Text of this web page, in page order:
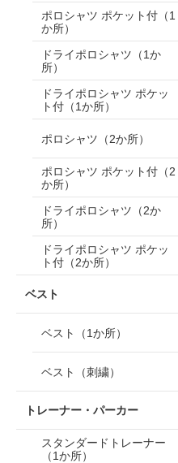
ポロシャツ ポケット付（1
か所）
ドライポロシャツ（1か
所）
ドライポロシャツ ポケッ
ト付（1か所）
ポロシャツ（2か所）
ポロシャツ ポケット付（2
か所）
ドライポロシャツ（2か
所）
ドライポロシャツ ポケッ
ト付（2か所）
ベスト
ベスト（1か所）
ベスト（刺繍）
トレーナー・パーカー
スタンダードトレーナー
（1か所）